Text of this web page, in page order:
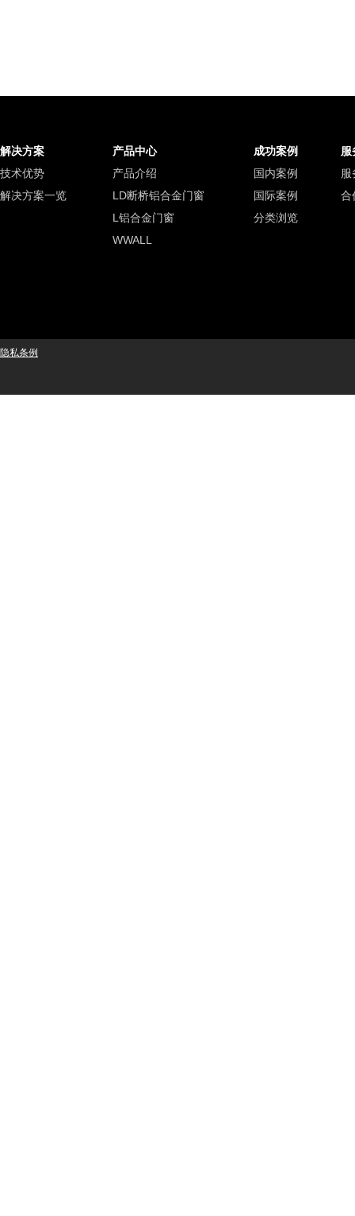
解决方案 产品中心 成功案例
服
技术优势
产品介绍 国内案例
服
解决方案一览
LD断桥铝合金门窗 国际案例
合
L铝合金门窗
分类浏览
WWALL
隐私条例